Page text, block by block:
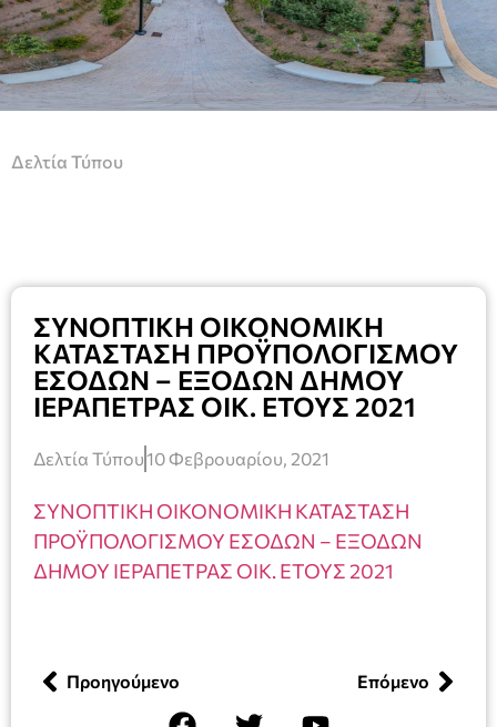
Δελτία Τύπου
ΣΥΝΟΠΤΙΚΗ ΟΙΚΟΝΟΜΙΚΗ
ΚΑΤΑΣΤΑΣΗ ΠΡΟΫΠΟΛΟΓΙΣΜΟΥ
ΕΣΟΔΩΝ – ΕΞΟΔΩΝ ΔΗΜΟΥ
ΙΕΡΑΠΕΤΡΑΣ ΟΙΚ. ΕΤΟΥΣ 2021
Δελτία Τύπου10 Φεβρουαρίου, 2021
ΣΥΝΟΠΤΙΚΗ ΟΙΚΟΝΟΜΙΚΗ ΚΑΤΑΣΤΑΣΗ
ΠΡΟΫΠΟΛΟΓΙΣΜΟΥ ΕΣΟΔΩΝ – ΕΞΟΔΩΝ
ΔΗΜΟΥ ΙΕΡΑΠΕΤΡΑΣ ΟΙΚ. ΕΤΟΥΣ 2021
Προηγούμενο Επόμενο